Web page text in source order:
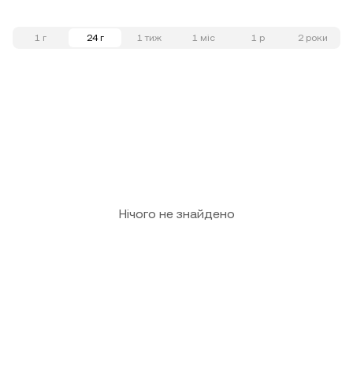
1 г 24 г 1 тиж 1 міс 1 р 2 роки
Нічого не знайдено